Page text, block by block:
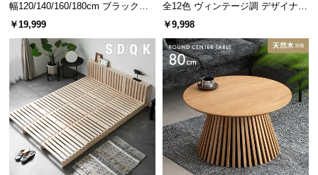
幅120/140/160/180cm ブラックフ
レーム ダイニング 大理石調 4人掛
￥19,999
全12色 ヴィンテージ調 デザイナー
ズシェルチェア
￥9,998